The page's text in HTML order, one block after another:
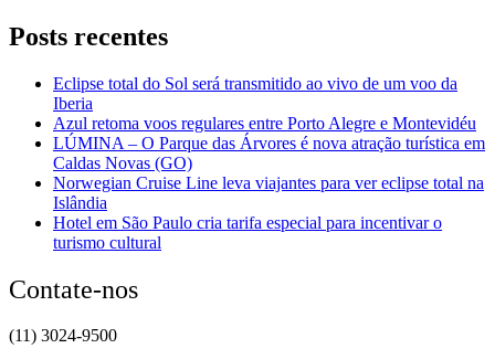
Posts recentes
Eclipse total do Sol será transmitido ao vivo de um voo da
Iberia
Azul retoma voos regulares entre Porto Alegre e Montevidéu
LÚMINA – O Parque das Árvores é nova atração turística em
Caldas Novas (GO)
Norwegian Cruise Line leva viajantes para ver eclipse total na
Islândia
Hotel em São Paulo cria tarifa especial para incentivar o
turismo cultural
Contate-nos
(11) 3024-9500